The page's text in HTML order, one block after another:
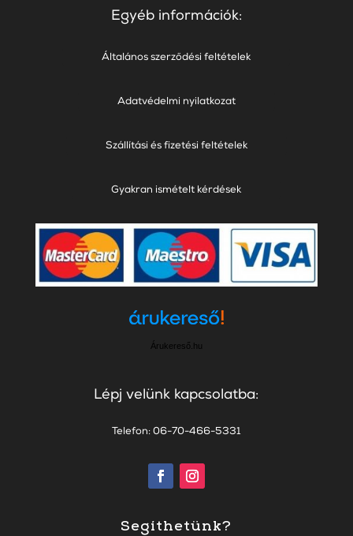
Egyéb információk:
Általános szerződési feltételek
Adatvédelmi nyilatkozat
Szállítási és fizetési feltételek
Gyakran ismételt kérdések
Árukereső.hu
Lépj velünk kapcsolatba:
Telefon: 06-70-466-5331
Segíthetünk?